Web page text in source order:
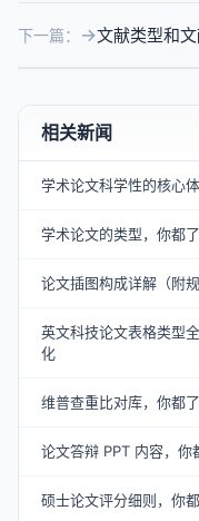
下一篇： 文献类型和
相关新闻
学术论文科学性的核心
学术论文的类型，你都了
论文插图构成详解（附规
英文科技论文表格类型
化
维普查重比对库，你都了
论文答辩 PPT 内容，你
硕士论文评分细则，你都